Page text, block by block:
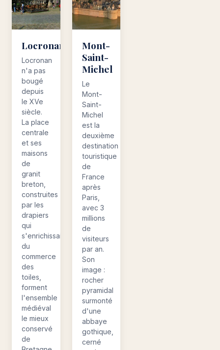
Locronan
Locronan
n'a pas
bougé
depuis
le XVe
siècle.
La place
centrale
et ses
maisons
de
granit
breton,
construites
par les
drapiers
qui
s'enrichissaient
du
commerce
des
toiles,
forment
l'ensemble
médiéval
le mieux
conservé
de
Mont-
Saint-
Michel
Le
Mont-
Saint-
Michel
est la
deuxième
destination
touristique
de
France
après
Paris,
avec 3
millions
de
visiteurs
par an.
Son
image :
rocher
pyramidal
surmonté
d'une
abbaye
gothique,
cerné